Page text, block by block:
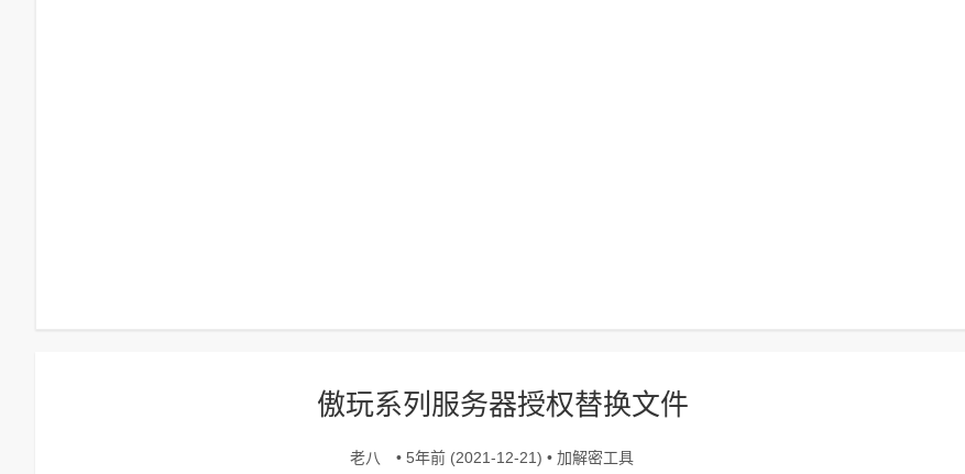
傲玩系列服务器授权替换文件
老八 • 5年前 (2021-12-21) • 加解密工具